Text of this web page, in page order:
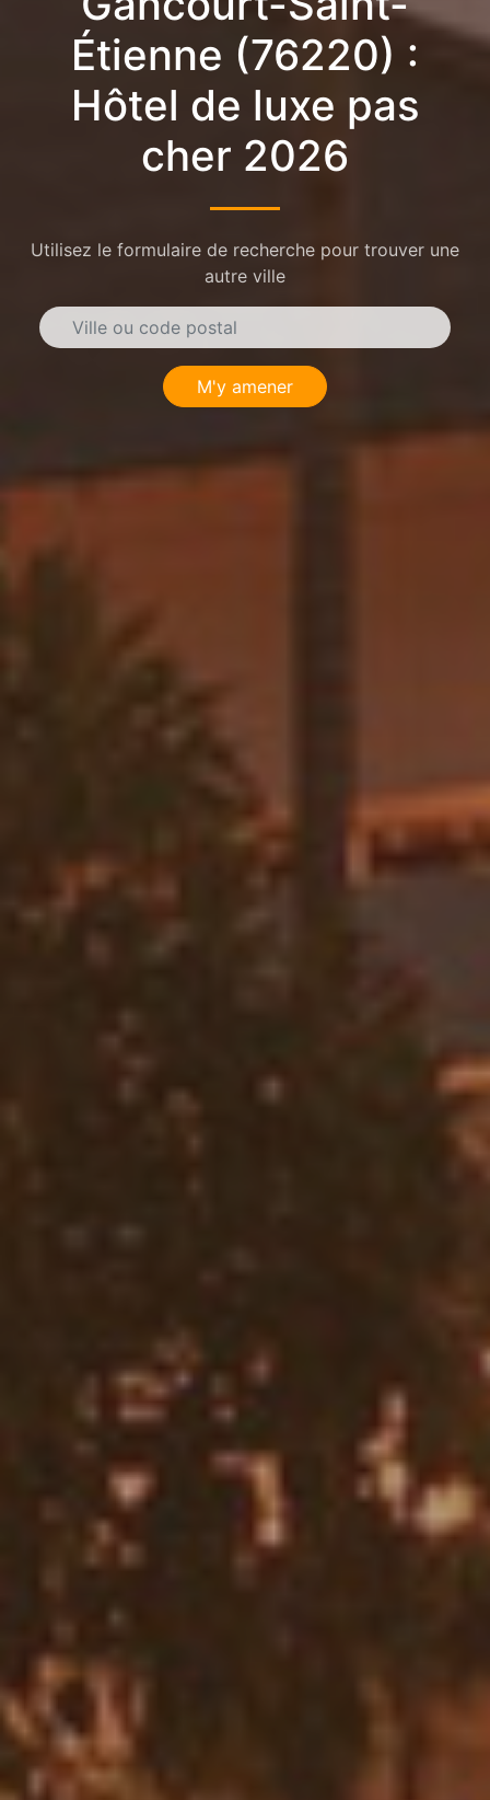
Étienne (76220) :
Hôtel de luxe pas
cher 2026
Utilisez le formulaire de recherche pour trouver une
autre ville
M'y amener